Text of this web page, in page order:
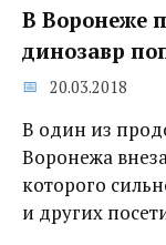
В Воронеже
динозавр
20.03.2018
В один из
Воронежа
которого
и других